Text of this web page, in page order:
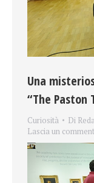
Una
“The Paston
Curiosità Di
Lascia un